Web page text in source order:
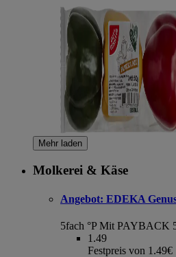
Mehr laden
Molkerei & Käse
Angebot: EDEKA
5fach °P Mit PAYBACK
1.49
Festpreis von 1.49€